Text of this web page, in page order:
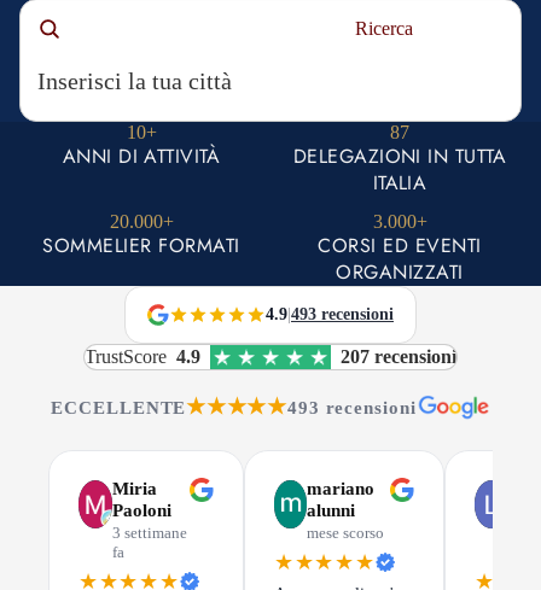
Ricerca
10+
ANNI DI ATTIVITÀ
87
DELEGAZIONI IN TUTTA
ITALIA
20.000+
SOMMELIER FORMATI
3.000+
CORSI ED EVENTI
ORGANIZZATI
4.9 493 recensioni
TrustScore 4.9 207 recensioni
ECCELLENTE★★★★★493 recensioni
Miria
Paoloni
3 settimane
fa
★★★★★
mariano
alunni
mese scorso
★★★★★